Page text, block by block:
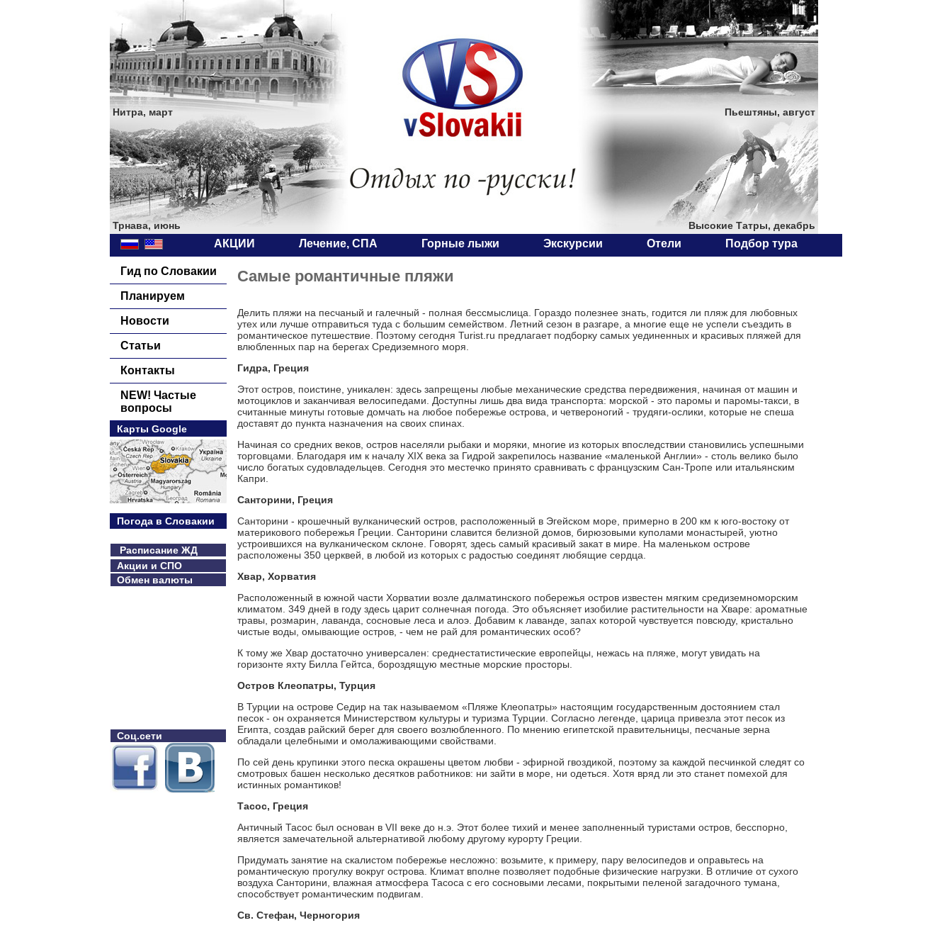
Нитра, март
Трнава, июнь
Пьештяны, август
Высокие Татры, декабрь
АКЦИИ Лечение, СПА Горные лыжи Экскурсии Отели Подбор тура
Гид по Словакии
Планируем
Новости
Статьи
Контакты
NEW! Частые
вопросы
Карты Google
Погода в Словакии
Расписание ЖД
Акции и СПО
Обмен валюты
Соц.сети
Самые романтичные пляжи
Делить пляжи на песчаный и галечный - полная бессмыслица. Гораздо полезнее знать, годится ли пляж для любовных
утех или лучше отправиться туда с большим семейством. Летний сезон в разгаре, а многие еще не успели съездить в
романтическое путешествие. Поэтому сегодня Turist.ru предлагает подборку самых уединенных и красивых пляжей для
влюбленных пар на берегах Средиземного моря.
Гидра, Греция
Этот остров, поистине, уникален: здесь запрещены любые механические средства передвижения, начиная от машин и
мотоциклов и заканчивая велосипедами. Доступны лишь два вида транспорта: морской - это паромы и паромы-такси, в
считанные минуты готовые домчать на любое побережье острова, и четвероногий - трудяги-ослики, которые не спеша
доставят до пункта назначения на своих спинах.
Начиная со средних веков, остров населяли рыбаки и моряки, многие из которых впоследствии становились успешными
торговцами. Благодаря им к началу XIX века за Гидрой закрепилось название «маленькой Англии» - столь велико было
число богатых судовладельцев. Сегодня это местечко принято сравнивать с французским Сан-Тропе или итальянским
Капри.
Санторини, Греция
Санторини - крошечный вулканический остров, расположенный в Эгейском море, примерно в 200 км к юго-востоку от
материкового побережья Греции. Санторини славится белизной домов, бирюзовыми куполами монастырей, уютно
устроившихся на вулканическом склоне. Говорят, здесь самый красивый закат в мире. На маленьком острове
расположены 350 церквей, в любой из которых с радостью соединят любящие сердца.
Хвар, Хорватия
Расположенный в южной части Хорватии возле далматинского побережья остров известен мягким средиземноморским
климатом. 349 дней в году здесь царит солнечная погода. Это объясняет изобилие растительности на Хваре: ароматные
травы, розмарин, лаванда, сосновые леса и алоэ. Добавим к лаванде, запах которой чувствуется повсюду, кристально
чистые воды, омывающие остров, - чем не рай для романтических особ?
К тому же Хвар достаточно универсален: среднестатистические европейцы, нежась на пляже, могут увидать на
горизонте яхту Билла Гейтса, бороздящую местные морские просторы.
Остров Клеопатры, Турция
В Турции на острове Седир на так называемом «Пляже Клеопатры» настоящим государственным достоянием стал
песок - он охраняется Министерством культуры и туризма Турции. Согласно легенде, царица привезла этот песок из
Египта, создав райский берег для своего возлюбленного. По мнению египетской правительницы, песчаные зерна
обладали целебными и омолаживающими свойствами.
По сей день крупинки этого песка окрашены цветом любви - эфирной гвоздикой, поэтому за каждой песчинкой следят со
смотровых башен несколько десятков работников: ни зайти в море, ни одеться. Хотя вряд ли это станет помехой для
истинных романтиков!
Тасос, Греция
Античный Тасос был основан в VII веке до н.э. Этот более тихий и менее заполненный туристами остров, бесспорно,
является замечательной альтернативой любому другому курорту Греции.
Придумать занятие на скалистом побережье несложно: возьмите, к примеру, пару велосипедов и оправьтесь на
романтическую прогулку вокруг острова. Климат вполне позволяет подобные физические нагрузки. В отличие от сухого
воздуха Санторини, влажная атмосфера Тасоса с его сосновыми лесами, покрытыми пеленой загадочного тумана,
способствует романтическим подвигам.
Св. Стефан, Черногория